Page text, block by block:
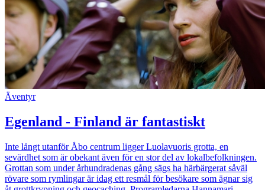
Äventyr
Egenland - Finland är fantastiskt
Inte långt utanför Åbo centrum ligger Luolavuoris grotta, en
sevärdhet som är obekant även för en stor del av lokalbefolkningen.
Grottan som under århundradenas gång sägs ha härbärgerat såväl
rövare som rymlingar är idag ett resmål för besökare som ägnar sig